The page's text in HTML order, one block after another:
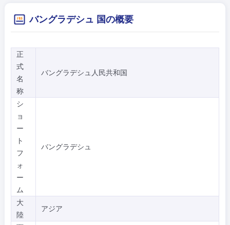
バングラデシュ 国の概要
正
式
名
称
バングラデシュ人民共和国
シ
ョ
ー
ト
フ
ォ
ー
ム
バングラデシュ
大
陸
アジア